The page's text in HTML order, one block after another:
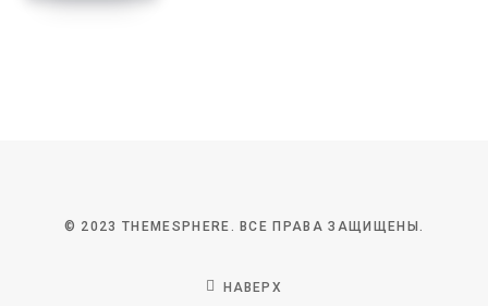
© 2023 THEMESPHERE. ВСЕ ПРАВА ЗАЩИЩЕНЫ.
НАВЕРХ